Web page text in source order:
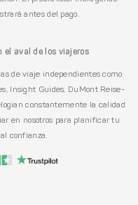
antes del pago.
aval de los viajeros
de viaje independientes como
Insight Guides, DuMont Reise-
constantemente la calidad
en nosotros para planificar tu
confianza.